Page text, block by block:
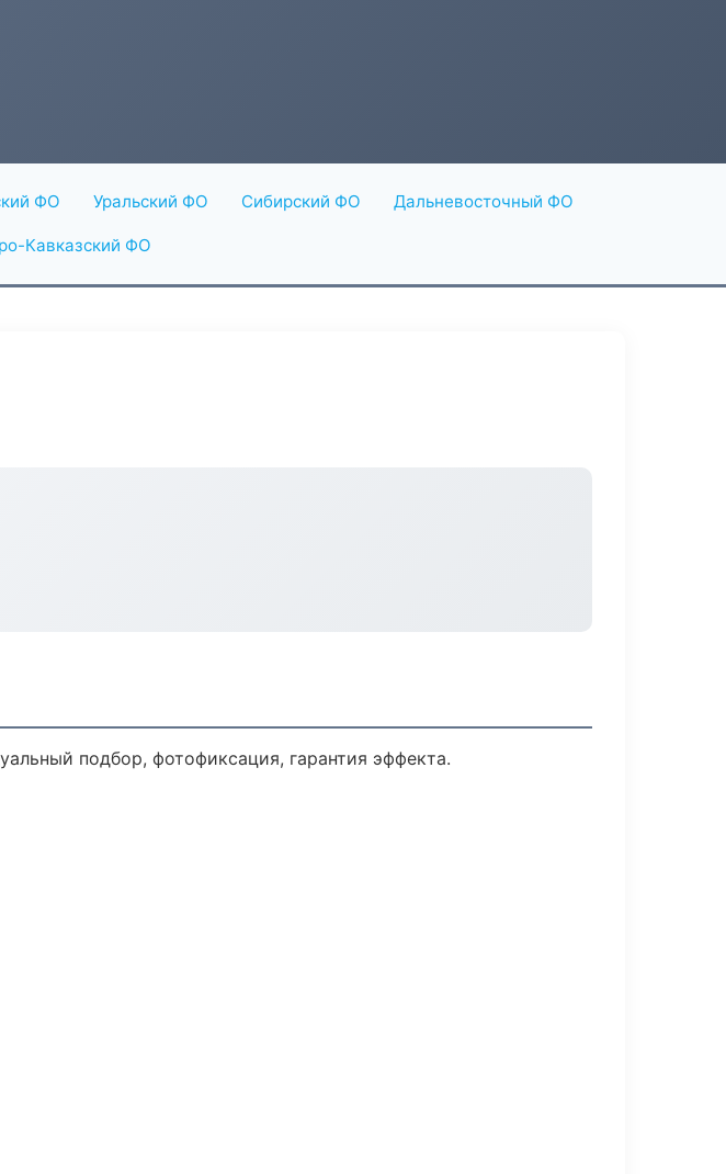
ФО Уральский ФО Сибирский ФО Дальневосточный ФО
Кавказский ФО
подбор, фотофиксация, гарантия эффекта.